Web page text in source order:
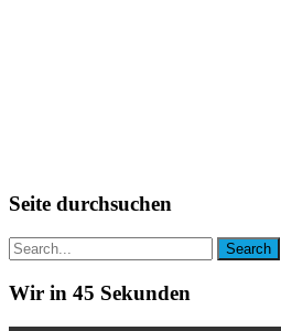
Seite durchsuchen
Wir in 45 Sekunden